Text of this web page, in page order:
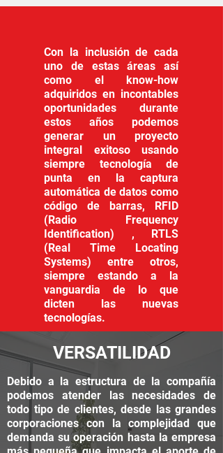
Con la inclusión de cada
uno de estas áreas así
como el know-how
adquiridos en incontables
oportunidades durante
estos años podemos
generar un proyecto
integral exitoso usando
siempre tecnología de
punta en la captura
automática de datos como
código de barras, RFID
(Radio Frequency
Identification) , RTLS
(Real Time Locating
Systems) entre otros,
siempre estando a la
vanguardia de lo que
dicten las nuevas
tecnologías.
VERSATILIDAD
Debido a la estructura de la compañía
podemos atender las necesidades de
todo tipo de clientes, desde las grandes
corporaciones con la complejidad que
demanda su operación hasta la empresa